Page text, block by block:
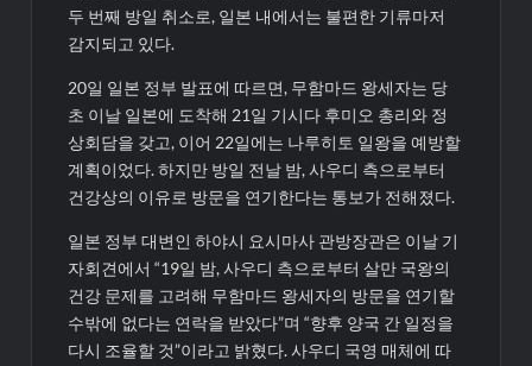
두 번째 방일 취소로, 일본 내에서는 불편한 기류마저
감지되고 있다.
20일 일본 정부 발표에 따르면, 무함마드 왕세자는 당
초 이날 일본에 도착해 21일 기시다 후미오 총리와 정
상회담을 갖고, 이어 22일에는 나루히토 일왕을 예방할
계획이었다. 하지만 방일 전날 밤, 사우디 측으로부터
건강상의 이유로 방문을 연기한다는 통보가 전해졌다.
일본 정부 대변인 하야시 요시마사 관방장관은 이날 기
자회견에서 “19일 밤, 사우디 측으로부터 살만 국왕의
건강 문제를 고려해 무함마드 왕세자의 방문을 연기할
수밖에 없다는 연락을 받았다”며 “향후 양국 간 일정을
다시 조율할 것”이라고 밝혔다. 사우디 국영 매체에 따